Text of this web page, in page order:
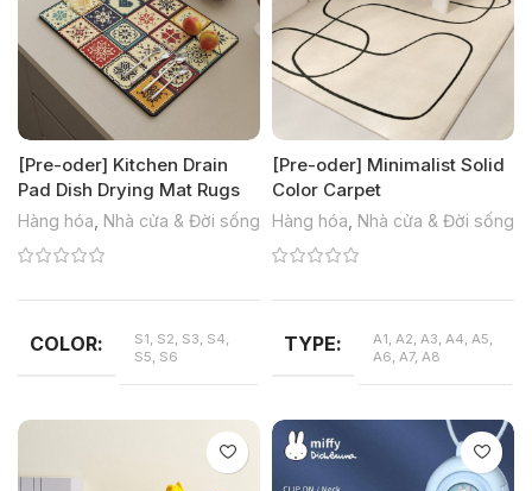
[Pre-oder] Kitchen Drain
Pad Dish Drying Mat Rugs
Hàng hóa Nhà cửa & Đời sống
COLOR
S1, S2, S3, S4,
S5, S6
SIZE
S: 30*40 cm, M:
[Pre-oder] Minimalist Solid
Color Carpet
Hàng hóa Nhà cửa & Đời sống
TYPE
A1, A2, A3, A4, A5,
A6, A7, A8